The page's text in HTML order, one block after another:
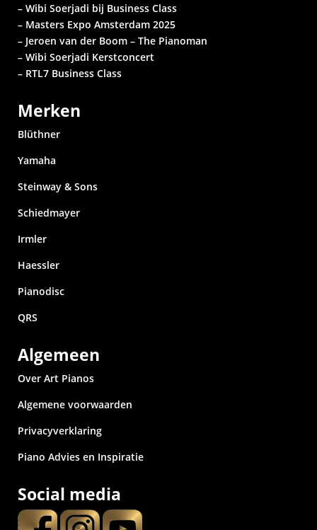
– Wibi Soerjadi bij Business Class
– Masters Expo Amsterdam 2025
– Jeroen van der Boom – The Pianoman
– Wibi Soerjadi Kerstconcert
– RTL7 Business Class
Merken
Blüthner
Yamaha
Steinway & Sons
Schiedmayer
Irmler
Haessler
Pianodisc
QRS
Algemeen
Over Art Pianos
Algemene voorwaarden
Privacyverklaring
Piano Advies en Inspiratie
Social media